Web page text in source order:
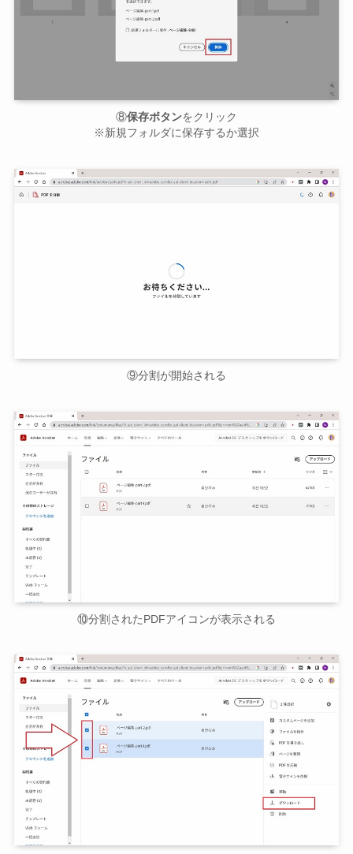
⑧保存ボタンをクリック
※新規フォルダに保存するか選択
⑨分割が開始される
⑩分割されたPDFアイコンが表示される